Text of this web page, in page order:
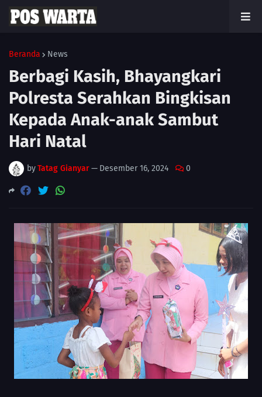
Beranda News
Berbagi Kasih, Bhayangkari
Polresta Serahkan Bingkisan
Kepada Anak-anak Sambut
Hari Natal
byTatag Gianyar— Desember 16, 2024 0